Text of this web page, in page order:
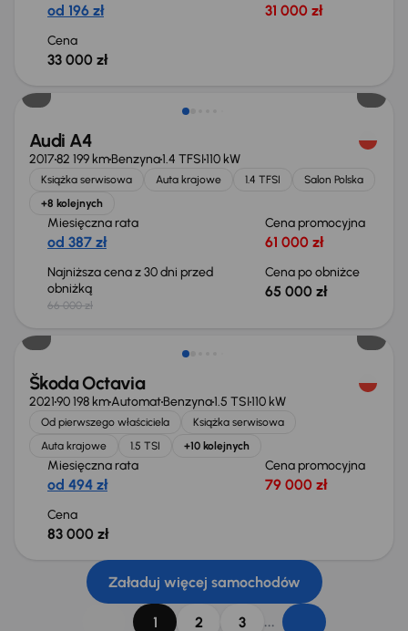
od 196 zł 31 000 zł
Cena
33 000 zł
Audi A4
201782 199 kmBenzyna1.4 TFSI110 kW
Książka serwisowa Auta krajowe 1.4 TFSI
Salon Polska
+8 kolejnych
Miesięczna rata
od 387 zł
Cena promocyjna
61 000 zł
Najniższa cena z 30 dni przed
obniżką
66 000 zł
Cena po obniżce
65 000 zł
Świeżo skupione
Škoda Octavia
202190 198 kmAutomatBenzyna1.5 TSI110 kW
Od pierwszego właściciela
Książka serwisowa
Auta krajowe
1.5 TSI +10 kolejnych
Miesięczna rata
od 494 zł
Cena promocyjna
79 000 zł
Cena
83 000 zł
Załaduj więcej samochodów
1 2 3 ...